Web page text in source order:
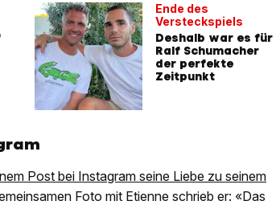
Ende des
Versteckspiels
Deshalb war es für
Ralf Schumacher
der perfekte
Zeitpunkt
Post bei Instagram seine Liebe zu seinem
Foto mit Etienne schrieb er: «Das